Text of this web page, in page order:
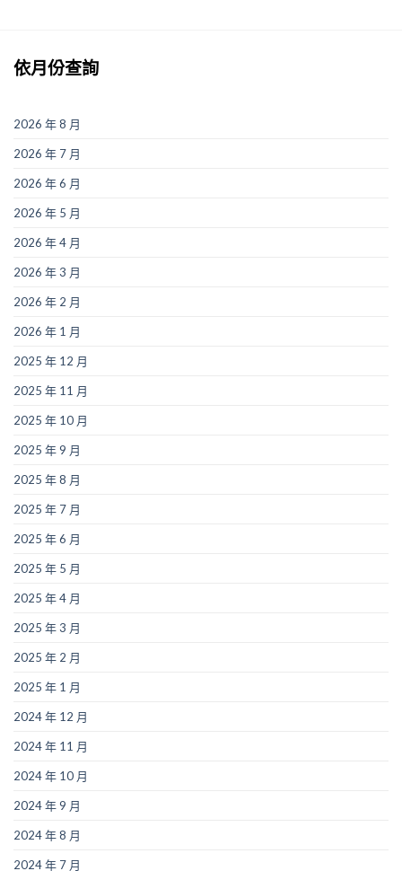
依月份查詢
2026 年 8 月
2026 年 7 月
2026 年 6 月
2026 年 5 月
2026 年 4 月
2026 年 3 月
2026 年 2 月
2026 年 1 月
2025 年 12 月
2025 年 11 月
2025 年 10 月
2025 年 9 月
2025 年 8 月
2025 年 7 月
2025 年 6 月
2025 年 5 月
2025 年 4 月
2025 年 3 月
2025 年 2 月
2025 年 1 月
2024 年 12 月
2024 年 11 月
2024 年 10 月
2024 年 9 月
2024 年 8 月
2024 年 7 月